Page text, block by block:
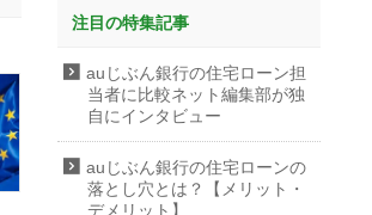
注目の特集記事
auじぶん銀行の住宅ローン担
当者に比較ネット編集部が独
自にインタビュー
auじぶん銀行の住宅ローンの
落とし穴とは？【メリット・
デメリット】